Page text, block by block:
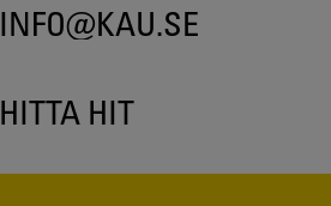
INFO@KAU.SE
HITTA HIT